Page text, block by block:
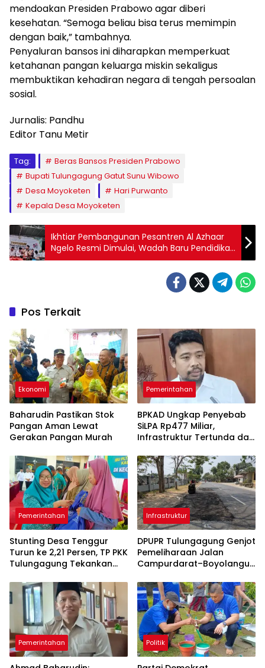
mendoakan Presiden Prabowo agar diberi
kesehatan. “Semoga beliau bisa terus memimpin
dengan baik,” tambahnya.
Penyaluran bansos ini diharapkan memperkuat
ketahanan pangan keluarga miskin sekaligus
membuktikan kehadiran negara di tengah persoalan
sosial.
Jurnalis: Pandhu
Editor Tanu Metir
Tag:
Beras Bansos Presiden Prabowo
Bupati Tulungagung Gatut Sunu Wibowo
Desa Moyoketen
Hari Purwanto
Kepala Desa Moyoketen
Ikhtiar Pembangunan Pesantren Al Azhaar
Ngelo Resmi Dimulai, Wadah Baru Pendidikan
Islam di Pesisir Tulungagung
Pos Terkait
Ekonomi
Baharudin Pastikan Stok
Pangan Aman Lewat
Gerakan Pangan Murah
Pemerintahan
BPKAD Ungkap Penyebab
SiLPA Rp477 Miliar,
Infrastruktur Tertunda dan
Pemerintahan
Stunting Desa Tenggur
Turun ke 2,21 Persen, TP PKK
Tulungagung Tekankan
Berkelanjutan
Infrastruktur
DPUPR Tulungagung Genjot
Pemeliharaan Jalan
Campurdarat–Boyolangu,
Diperbaiki
Pemerintahan Politik